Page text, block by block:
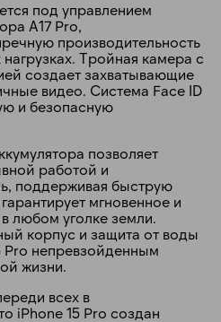
под управлением
A17 Pro,
производительность
Тройная камера с
создает захватывающие
видео. Система Face ID
и безопасную
позволяет
работой и
поддерживая быструю
мгновенное и
любом уголке земли.
корпус и защита от воды
Pro непревзойденным
жизни.
всех в
iPhone 15 Pro создан